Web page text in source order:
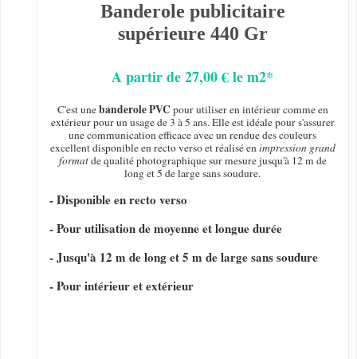
Banderole publicitaire
supérieure 440 Gr
A partir de 27,00 € le m2*
C'est unebanderole PVC pour utiliser en intérieur comme en
extérieur pour un usage de 3 à 5 ans. Elle est idéale pour s'assurer
une communication efficace avec un rendue des couleurs
excellent disponible en recto verso et réalisé enimpression grand
formatde qualité photographique sur mesure jusqu'à 12 m de
long et 5 de large sans soudure.
- Disponible en recto verso
- Pour utilisation de moyenne et longue durée
- Jusqu'à 12 m de long et 5 m de large sans soudure
- Pour intérieur et extérieur